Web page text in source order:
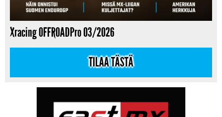
Xracing OFFROADPro 03/2026
TILAA TÄSTÄ